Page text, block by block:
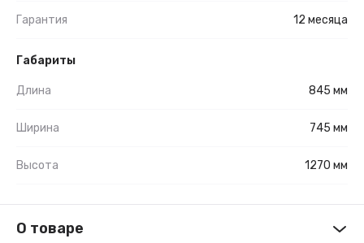
Гарантия 12 месяца
Габариты
Длина 845 мм
Ширина 745 мм
Высота 1270 мм
О товаре